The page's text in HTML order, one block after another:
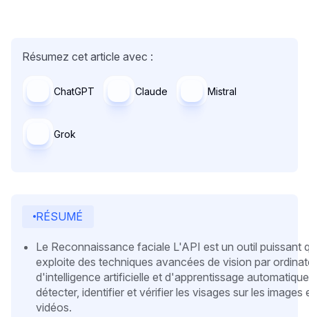
Résumez cet article avec :
ChatGPT Claude Mistral
Grok
RÉSUMÉ
Le Reconnaissance faciale L'API est un outil puissant
exploite des techniques avancées de vision par
d'intelligence artificielle et d'apprentissage
détecter, identifier et vérifier les visages sur les images
vidéos.